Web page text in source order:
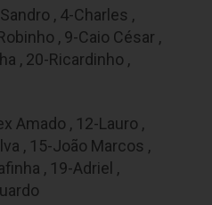
, 4-Charles ,
, 9-Caio César ,
, 20-Ricardinho ,
Amado , 12-Lauro ,
, 15-João Marcos ,
, 19-Adriel ,